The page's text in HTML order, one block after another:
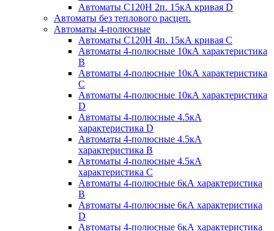
Автоматы С120H 2п. 15кА кривая D
Автоматы без теплового расцеп.
Автоматы 4-полюсные
Автоматы С120H 4п. 15кА кривая C
Автоматы 4-полюсные 10кА характеристика
B
Автоматы 4-полюсные 10кА характеристика
C
Автоматы 4-полюсные 10кА характеристика
D
Автоматы 4-полюсные 4.5кА
характеристика D
Автоматы 4-полюсные 4.5кА
характеристика В
Автоматы 4-полюсные 4.5кА
характеристика С
Автоматы 4-полюсные 6кА характеристика
B
Автоматы 4-полюсные 6кА характеристика
D
Автоматы 4-полюсные 6кА характеристика